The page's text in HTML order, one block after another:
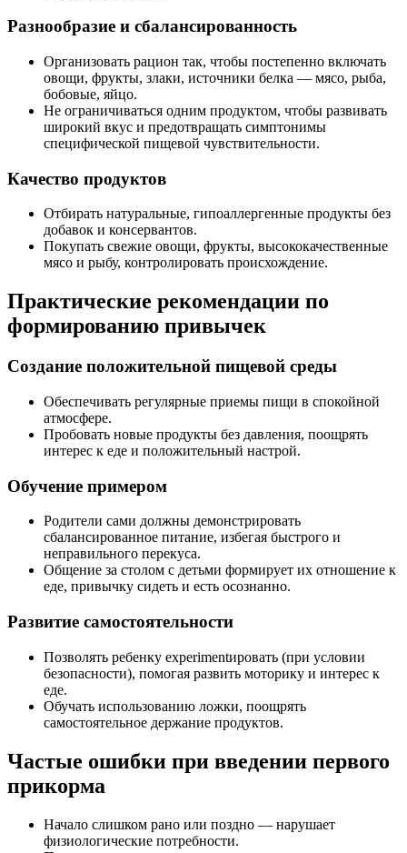
Разнообразие и сбалансированность
Организовать рацион так, чтобы постепенно включать
овощи, фрукты, злаки, источники белка — мясо, рыба,
бобовые, яйцо.
Не ограничиваться одним продуктом, чтобы развивать
широкий вкус и предотвращать симптонимы
специфической пищевой чувствительности.
Качество продуктов
Отбирать натуральные, гипоаллергенные продукты без
добавок и консервантов.
Покупать свежие овощи, фрукты, высококачественные
мясо и рыбу, контролировать происхождение.
Практические рекомендации по
формированию привычек
Создание положительной пищевой среды
Обеспечивать регулярные приемы пищи в спокойной
атмосфере.
Пробовать новые продукты без давления, поощрять
интерес к еде и положительный настрой.
Обучение примером
Родители сами должны демонстрировать
сбалансированное питание, избегая быстрого и
неправильного перекуса.
Общение за столом с детьми формирует их отношение к
еде, привычку сидеть и есть осознанно.
Развитие самостоятельности
Позволять ребенку experimentировать (при условии
безопасности), помогая развить моторику и интерес к
еде.
Обучать использованию ложки, поощрять
самостоятельное держание продуктов.
Частые ошибки при введении первого
прикорма
Начало слишком рано или поздно — нарушает
физиологические потребности.